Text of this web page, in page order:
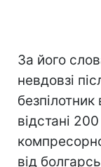
За його
невдовзі
відстані
від